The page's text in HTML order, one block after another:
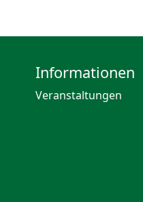
Informationen
Veranstaltungen